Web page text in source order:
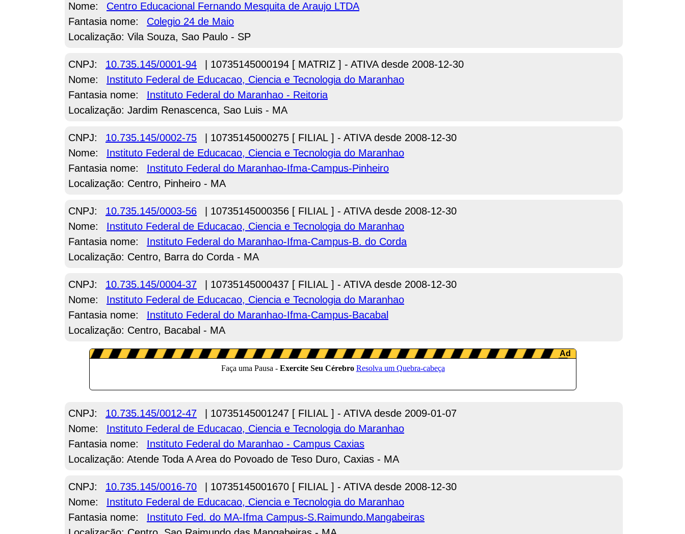
Nome:
Centro Educacional Fernando Mesquita de Araujo LTDA
Fantasia nome:
Colegio 24 de Maio
Localização: Vila Souza, Sao Paulo - SP
CNPJ: 10.735.145/0001-94
| 10735145000194 [ MATRIZ ] - ATIVA desde 2008-12-30
Nome:
Instituto Federal de Educacao, Ciencia e Tecnologia do Maranhao
Fantasia nome:
Instituto Federal do Maranhao - Reitoria
Localização: Jardim Renascenca, Sao Luis - MA
CNPJ: 10.735.145/0002-75
| 10735145000275 [ FILIAL ] - ATIVA desde 2008-12-30
Nome:
Instituto Federal de Educacao, Ciencia e Tecnologia do Maranhao
Fantasia nome:
Instituto Federal do Maranhao-Ifma-Campus-Pinheiro
Localização: Centro, Pinheiro - MA
CNPJ: 10.735.145/0003-56
| 10735145000356 [ FILIAL ] - ATIVA desde 2008-12-30
Nome:
Instituto Federal de Educacao, Ciencia e Tecnologia do Maranhao
Fantasia nome:
Instituto Federal do Maranhao-Ifma-Campus-B. do Corda
Localização: Centro, Barra do Corda - MA
CNPJ: 10.735.145/0004-37
| 10735145000437 [ FILIAL ] - ATIVA desde 2008-12-30
Nome:
Instituto Federal de Educacao, Ciencia e Tecnologia do Maranhao
Fantasia nome:
Instituto Federal do Maranhao-Ifma-Campus-Bacabal
Localização: Centro, Bacabal - MA
CNPJ: 10.735.145/0012-47
| 10735145001247 [ FILIAL ] - ATIVA desde 2009-01-07
Nome:
Instituto Federal de Educacao, Ciencia e Tecnologia do Maranhao
Fantasia nome:
Instituto Federal do Maranhao - Campus Caxias
Localização: Atende Toda A Area do Povoado de Teso Duro, Caxias - MA
CNPJ: 10.735.145/0016-70
| 10735145001670 [ FILIAL ] - ATIVA desde 2008-12-30
Nome:
Instituto Federal de Educacao, Ciencia e Tecnologia do Maranhao
Fantasia nome:
Instituto Fed. do MA-Ifma Campus-S.Raimundo.Mangabeiras